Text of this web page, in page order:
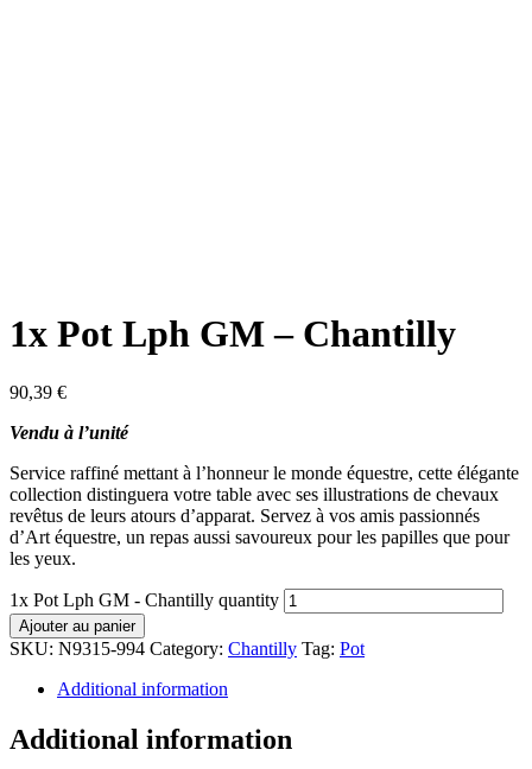
1x Pot Lph GM – Chantilly
90,39 €
Vendu à l’unité
Service raffiné mettant à l’honneur le monde équestre, cette élégante
collection distinguera votre table avec ses illustrations de chevaux
revêtus de leurs atours d’apparat. Servez à vos amis passionnés
d’Art équestre, un repas aussi savoureux pour les papilles que pour
les yeux.
1x Pot Lph GM - Chantilly quantity
Ajouter au panier
SKU: N9315-994 Category: Chantilly Tag: Pot
Additional information
Additional information